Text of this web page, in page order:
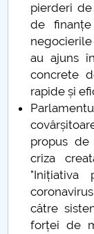
Părerea
Poate fi un
Despre
CARPE
Etica
Eminescu
Câte strofe
pierderi
de
au ajuns
concrete
rapide și
propus de
criza
"Inițiativa
către
forței de